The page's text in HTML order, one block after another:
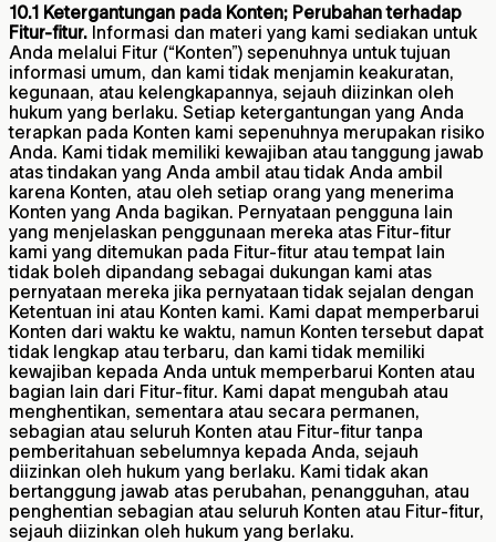
10.1 Ketergantungan pada Konten; Perubahan terhadap
Fitur-fitur. Informasi dan materi yang kami sediakan untuk
Anda melalui Fitur (“Konten”) sepenuhnya untuk tujuan
informasi umum, dan kami tidak menjamin keakuratan,
kegunaan, atau kelengkapannya, sejauh diizinkan oleh
hukum yang berlaku. Setiap ketergantungan yang Anda
terapkan pada Konten kami sepenuhnya merupakan risiko
Anda. Kami tidak memiliki kewajiban atau tanggung jawab
atas tindakan yang Anda ambil atau tidak Anda ambil
karena Konten, atau oleh setiap orang yang menerima
Konten yang Anda bagikan. Pernyataan pengguna lain
yang menjelaskan penggunaan mereka atas Fitur-fitur
kami yang ditemukan pada Fitur-fitur atau tempat lain
tidak boleh dipandang sebagai dukungan kami atas
pernyataan mereka jika pernyataan tidak sejalan dengan
Ketentuan ini atau Konten kami. Kami dapat memperbarui
Konten dari waktu ke waktu, namun Konten tersebut dapat
tidak lengkap atau terbaru, dan kami tidak memiliki
kewajiban kepada Anda untuk memperbarui Konten atau
bagian lain dari Fitur-fitur. Kami dapat mengubah atau
menghentikan, sementara atau secara permanen,
sebagian atau seluruh Konten atau Fitur-fitur tanpa
pemberitahuan sebelumnya kepada Anda, sejauh
diizinkan oleh hukum yang berlaku. Kami tidak akan
bertanggung jawab atas perubahan, penangguhan, atau
penghentian sebagian atau seluruh Konten atau Fitur-fitur,
sejauh diizinkan oleh hukum yang berlaku.